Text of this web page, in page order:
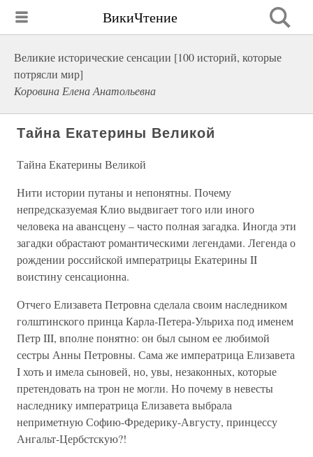
ВикиЧтение
Великие исторические сенсации [100 историй, которые
потрясли мир]
Коровина Елена Анатольевна
Тайна Екатерины Великой
Тайна Екатерины Великой
Нити истории путаны и непонятны. Почему
непредсказуемая Клио выдвигает того или иного
человека на авансцену – часто полная загадка. Иногда эти
загадки обрастают романтическими легендами. Легенда о
рождении российской императрицы Екатерины II
воистину сенсационна.
Отчего Елизавета Петровна сделала своим наследником
голштинского принца Карла-Петера-Ульриха под именем
Петр III, вполне понятно: он был сыном ее любимой
сестры Анны Петровны. Сама же императрица Елизавета
I хоть и имела сыновей, но, увы, незаконных, которые
претендовать на трон не могли. Но почему в невесты
наследнику императрица Елизавета выбрала
неприметную Софию-Фредерику-Августу, принцессу
Ангальт-Цербстскую?!